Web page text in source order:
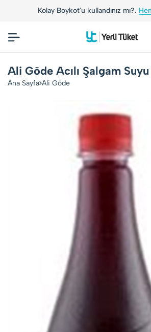
kullandınız mı?.Hemen dene!
Ali Göde Acılı Şalgam Suyu
Ana Sayfa Ali Göde